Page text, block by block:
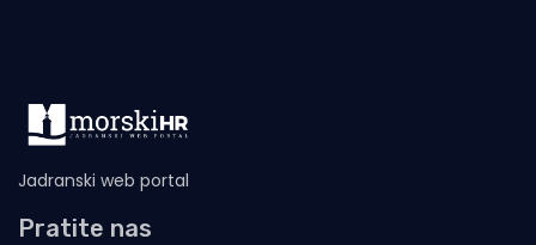
Jadranski web portal
Pratite nas